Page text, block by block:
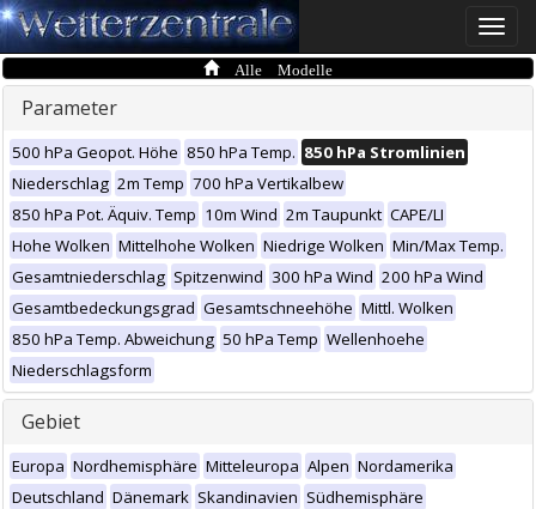
Toggle
Alle Modelle
Parameter
500 hPa Geopot. Höhe 850 hPa Temp. 850 hPa Stromlinien
Niederschlag 2m Temp 700 hPa Vertikalbew
850 hPa Pot. Äquiv. Temp 10m Wind 2m Taupunkt CAPE/LI
Hohe Wolken Mittelhohe Wolken Niedrige Wolken Min/Max Temp.
Gesamtniederschlag Spitzenwind 300 hPa Wind 200 hPa Wind
Gesamtbedeckungsgrad Gesamtschneehöhe Mittl. Wolken
850 hPa Temp. Abweichung 50 hPa Temp Wellenhoehe
Niederschlagsform
Gebiet
Europa Nordhemisphäre Mitteleuropa Alpen Nordamerika
Deutschland Dänemark Skandinavien Südhemisphäre